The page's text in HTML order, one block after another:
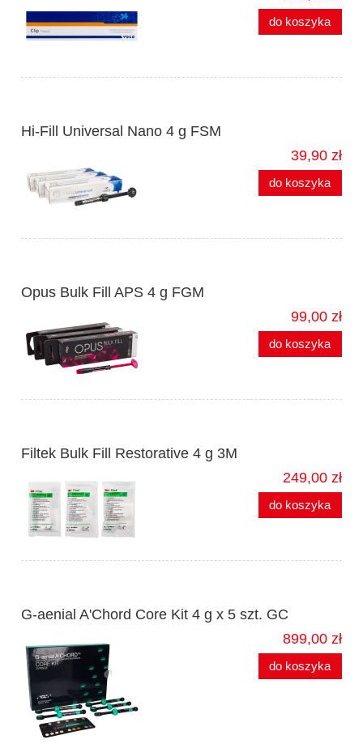
do koszyka
Hi-Fill Universal Nano 4 g FSM
39,90 zł
do koszyka
Opus Bulk Fill APS 4 g FGM
99,00 zł
do koszyka
Filtek Bulk Fill Restorative 4 g 3M
249,00 zł
do koszyka
G-aenial A'Chord Core Kit 4 g x 5 szt. GC
899,00 zł
do koszyka